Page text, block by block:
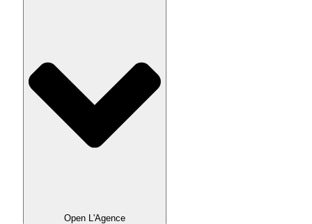
Open L'Agence